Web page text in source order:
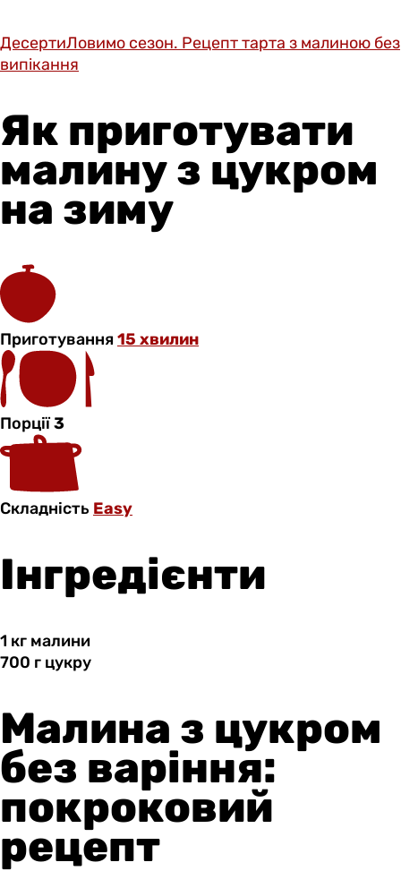
ДесертиЛовимо сезон. Рецепт тарта з малиною без
випікання
Як приготувати
малину з цукром
на зиму
Приготування15 хвилин
Порції3
Складність Easy
Інгредієнти
1 кг малини
700 г цукру
Малина з цукром
без варіння:
покроковий
рецепт